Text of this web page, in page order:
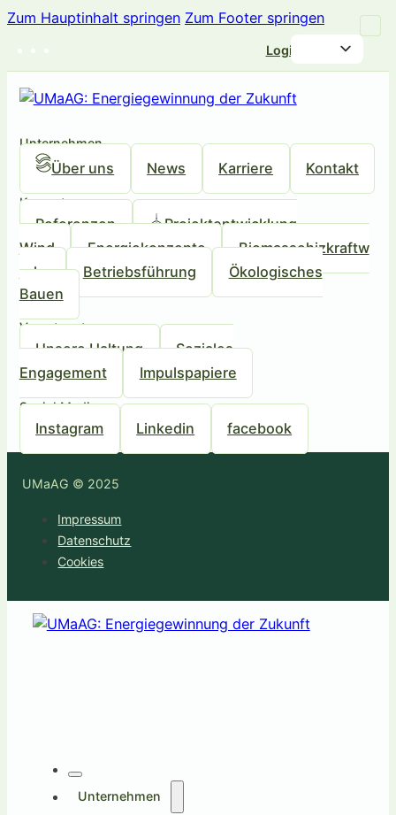
Zum Hauptinhalt springen Zum Footer springen
Login
Unternehmen
Über uns News Karriere Kontakt
Kompetenzen
Referenzen
Projektentwicklung
Wind
Energiekonzepte
Biomassehizkraftw
erke
Betriebsführung
Ökologisches
Bauen
Verantwortung
Unsere Haltung
Soziales
Engagement
Impulspapiere
Social Media
Instagram Linkedin facebook
UMaAG © 2025
Impressum
Datenschutz
Cookies
Unternehmen